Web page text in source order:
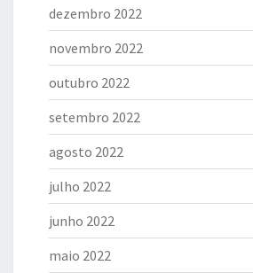
dezembro 2022
novembro 2022
outubro 2022
setembro 2022
agosto 2022
julho 2022
junho 2022
maio 2022